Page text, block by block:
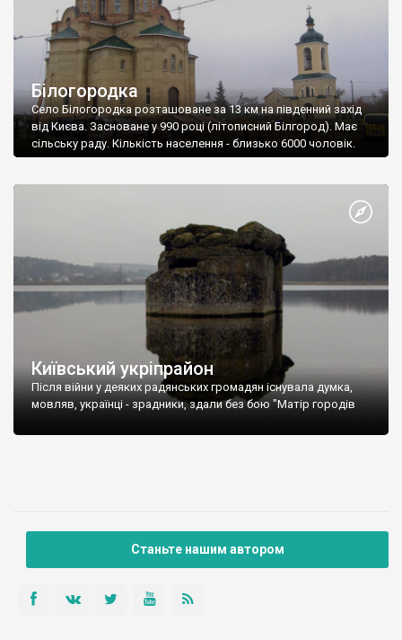
Білогородка
Село Білогородка розташоване за 13 км на південний захід
від Києва. Засноване у 990 році (літописний Білгород). Має
сільську раду. Кількість населення - близько 6000 чоловік.
Київський укріпрайон
Після війни у деяких радянських громадян існувала думка,
мовляв, українці - зрадники, здали без бою "Матір городів
Станьте нашим автором